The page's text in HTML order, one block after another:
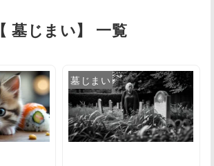
【 墓じまい】 一覧
墓じまい